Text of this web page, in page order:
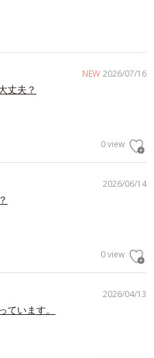
NEW 2026/07/16
丈夫？
0 view
2026/06/14
0 view
2026/04/13
います。